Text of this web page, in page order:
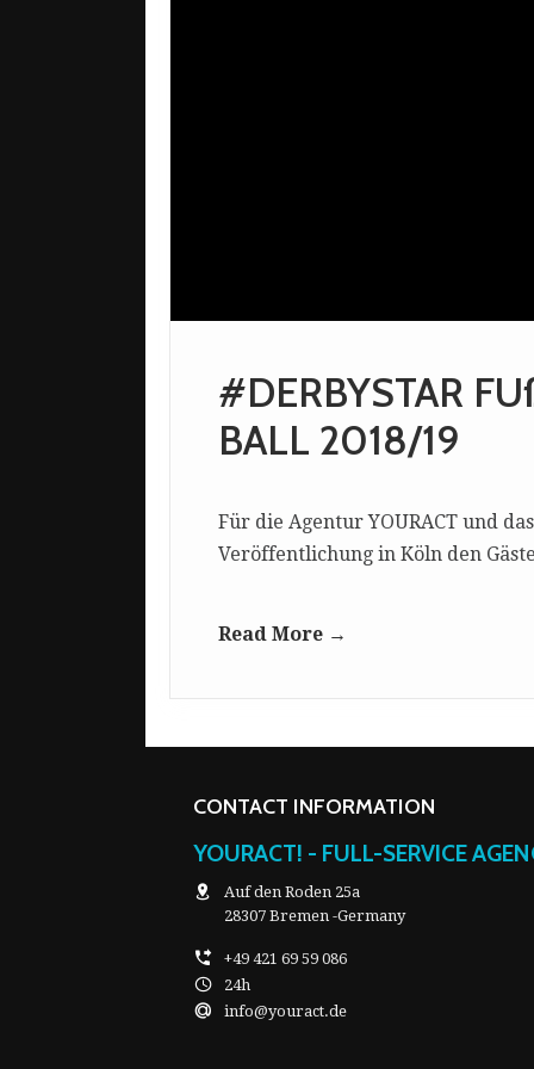
#DERBYSTAR
BALL 2018/19
Für die Agentur YOURACT und
Veröffentlichung in Köln den
Read More →
CONTACT INFORMATION
YOURACT! - FULL-SERVICE
Auf den Roden 25a
28307 Bremen -Germany
+49 421 69 59 086
24h
info@youract.de